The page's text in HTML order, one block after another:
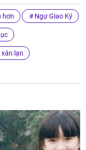
hơn Ngự Giao Ký
lạn